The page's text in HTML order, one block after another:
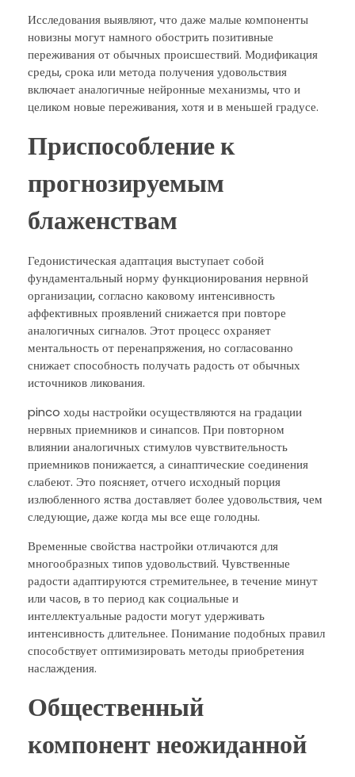
Исследования выявляют, что даже малые компоненты
новизны могут намного обострить позитивные
переживания от обычных происшествий. Модификация
среды, срока или метода получения удовольствия
включает аналогичные нейронные механизмы, что и
целиком новые переживания, хотя и в меньшей градусе.
Приспособление к
прогнозируемым
блаженствам
Гедонистическая адаптация выступает собой
фундаментальный норму функционирования нервной
организации, согласно каковому интенсивность
аффективных проявлений снижается при повторе
аналогичных сигналов. Этот процесс охраняет
ментальность от перенапряжения, но согласованно
снижает способность получать радость от обычных
источников ликования.
pinco ходы настройки осуществляются на градации
нервных приемников и синапсов. При повторном
влиянии аналогичных стимулов чувствительность
приемников понижается, а синаптические соединения
слабеют. Это поясняет, отчего исходный порция
излюбленного яства доставляет более удовольствия, чем
следующие, даже когда мы все еще голодны.
Временные свойства настройки отличаются для
многообразных типов удовольствий. Чувственные
радости адаптируются стремительнее, в течение минут
или часов, в то период как социальные и
интеллектуальные радости могут удерживать
интенсивность длительнее. Понимание подобных правил
способствует оптимизировать методы приобретения
наслаждения.
Общественный
компонент неожиданной